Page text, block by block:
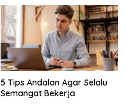
5 Tips Andalan Agar Selalu
Semangat Bekerja